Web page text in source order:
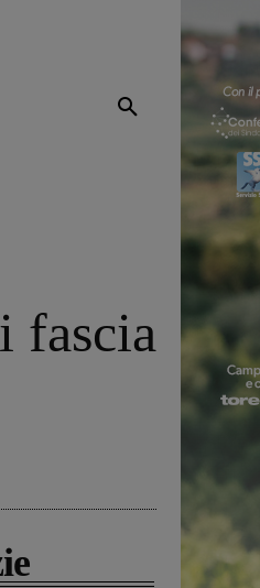
fascia